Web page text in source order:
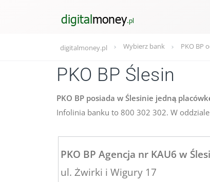
digitalmoney.pl Wybierz bank PKO BP
PKO BP Ślesin
PKO BP posiada w Ślesinie jedną
Infolinia banku to 800 302 302. W
PKO BP Agencja nr KAU6 w
ul. Żwirki i Wigury 17